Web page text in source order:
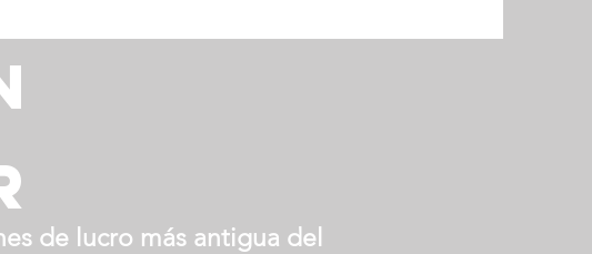
de lucro más antigua del